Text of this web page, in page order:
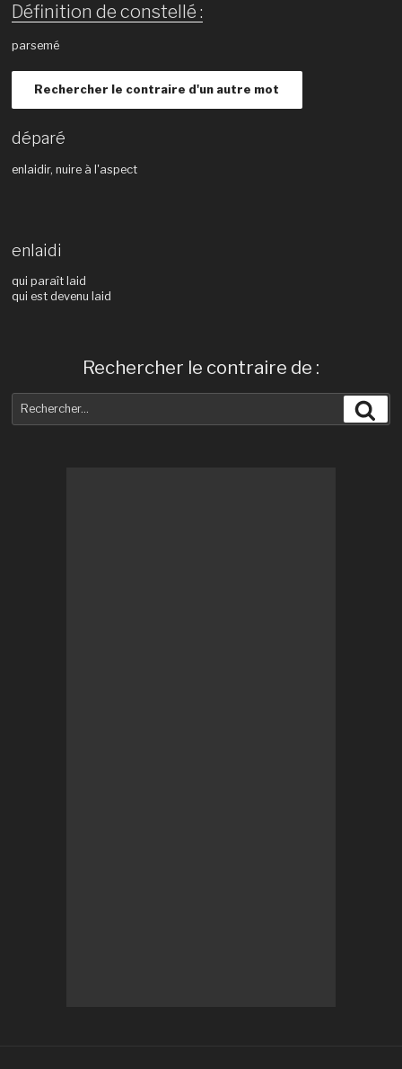
Définition de constellé :
parsemé
Rechercher le contraire d'un autre mot
déparé
enlaidir, nuire à l'aspect
enlaidi
qui paraît laid
qui est devenu laid
Rechercher le contraire de :
pour